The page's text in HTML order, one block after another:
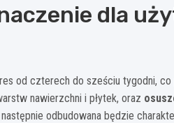
dla
od czterech do sześciu tygodni,
nawierzchni i płytek, oraz
odbudowana będzie